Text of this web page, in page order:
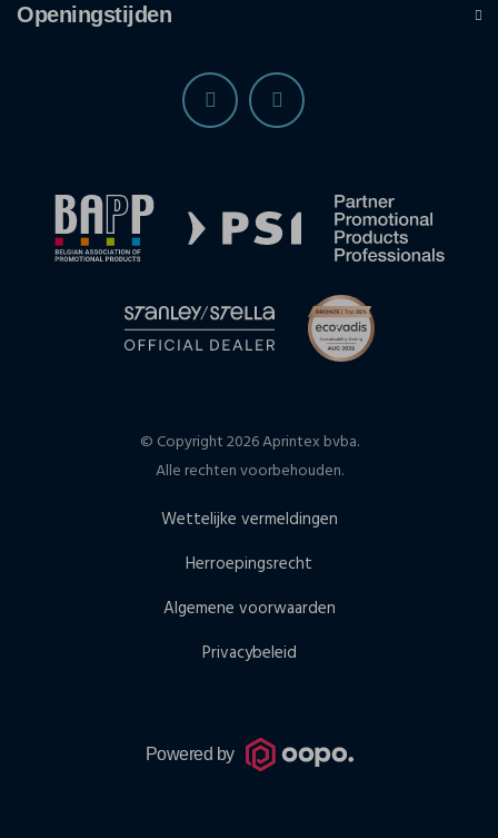
Openingstijden
© Copyright 2026 Aprintex bvba.
Alle rechten voorbehouden.
Wettelijke vermeldingen
Herroepingsrecht
Algemene voorwaarden
Privacybeleid
Powered by